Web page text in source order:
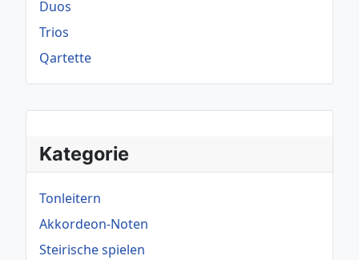
Kategorie
Tonleitern
Akkordeon-Noten
Steirische spielen
Duos
Trios
Qartette